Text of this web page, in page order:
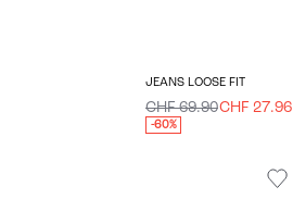
JEANS LOOSE FIT
CHF 69.90CHF 27.96
-60%